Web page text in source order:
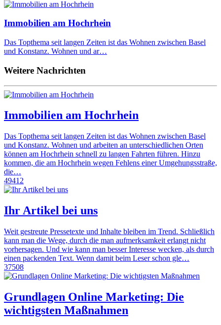
Immobilien am Hochrhein
Das Topthema seit langen Zeiten ist das Wohnen zwischen Basel
und Konstanz. Wohnen und ar…
Weitere Nachrichten
Immobilien am Hochrhein
Das Topthema seit langen Zeiten ist das Wohnen zwischen Basel
und Konstanz. Wohnen und arbeiten an unterschiedlichen Orten
können am Hochrhein schnell zu langen Fahrten führen. Hinzu
kommen, die am Hochrhein wegen Fehlens einer Umgehungsstraße,
die…
49412
Ihr Artikel bei uns
Weit gestreute Pressetexte und Inhalte bleiben im Trend. Schließlich
kann man die Wege, durch die man aufmerksamkeit erlangt nicht
vorhersagen. Und wie kann man besser Interesse wecken, als durch
einen packenden Text. Wenn damit beim Leser schon gle…
37508
Grundlagen Online Marketing: Die
wichtigsten Maßnahmen